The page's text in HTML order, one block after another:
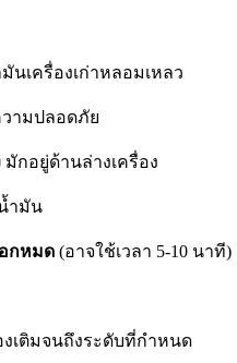
นเครื่องเก่าหลอมเหลว
วามปลอดภัย
มักอยู่ด้านล่างเครื่อง
ำมัน
กหมด (อาจใช้เวลา 5-10 นาที)
เติมจนถึงระดับที่กำหนด